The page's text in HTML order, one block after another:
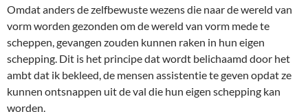
Omdat anders de zelfbewuste wezens die naar de wereld van
vorm worden gezonden om de wereld van vorm mede te
scheppen, gevangen zouden kunnen raken in hun eigen
schepping. Dit is het principe dat wordt belichaamd door het
ambt dat ik bekleed, de mensen assistentie te geven opdat ze
kunnen ontsnappen uit de val die hun eigen schepping kan
worden.